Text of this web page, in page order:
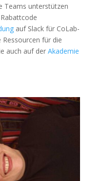
Teams unterstützen
auf Slack für CoLab-
für die
auch auf der Akademie